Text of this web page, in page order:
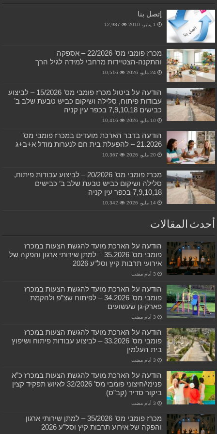
إتصل بنا
1 يناير، 2010 12,987
מכרז פומבי מס’ 22/2026 – אספקה
והתקנה-הצטיידות מרחבי למידה לגיל הרך
24 مايو، 2026 10,516
הודעה על ביטול מכרז פומבי מס’ 15/2026 – לביצוע
עבודות פיתוח, סלילה ושיקום כביש טבעת שלב ב’
כבישים 7,9,10,18 בכפר עין קניה
10 مايو، 2026 10,416
הודעה בדבר הארכת מועדים במכרז פומבי מס’
21.2026 – להפעלת בית חם לנערות מודל א+ב+ג
20 مايو، 2026 10,367
מכרז פומבי מס’ 20/2026 – לביצוע עבודות פיתוח,
סלילה ושיקום כביש טבעת שלב ב’ כבישים
7,9,10,18 בכפר עין קניה
14 مايو، 2026 10,342
أحدث المقالات
הודעה על הארכת מועד להגשת הצעות במכרז
פומבי מס’ 35.2026 – למתן שירותי ארגון והפקה של
אירועי תרבות קיץ וסל”ע 2026
הודעה על הארכת מועד להגשת הצעות במכרז
פומבי מס’ 34.2026 – לפיתוח שצ”פ ולהקמת
פארק-גן שעשועים
הודעה על הארכת מועד להגשת הצעות במכרז
פומבי מס’ 33.2026 – לביצוע עבודות פיתוח ושיפוץ
בית העלמין
הודעה על הארכת מועד להגשת הצעות במכרז כ”א
פנימי/חיצוני פומבי מס’ 32/2026 לאיוש תפקיד קצין
ביקור סדיר (קב”ס)
מכרז פומבי מס’ 35/2026 – למתן שירותי ארגון
והפקה של אירוע תרבות קיץ וסל”ע 2026